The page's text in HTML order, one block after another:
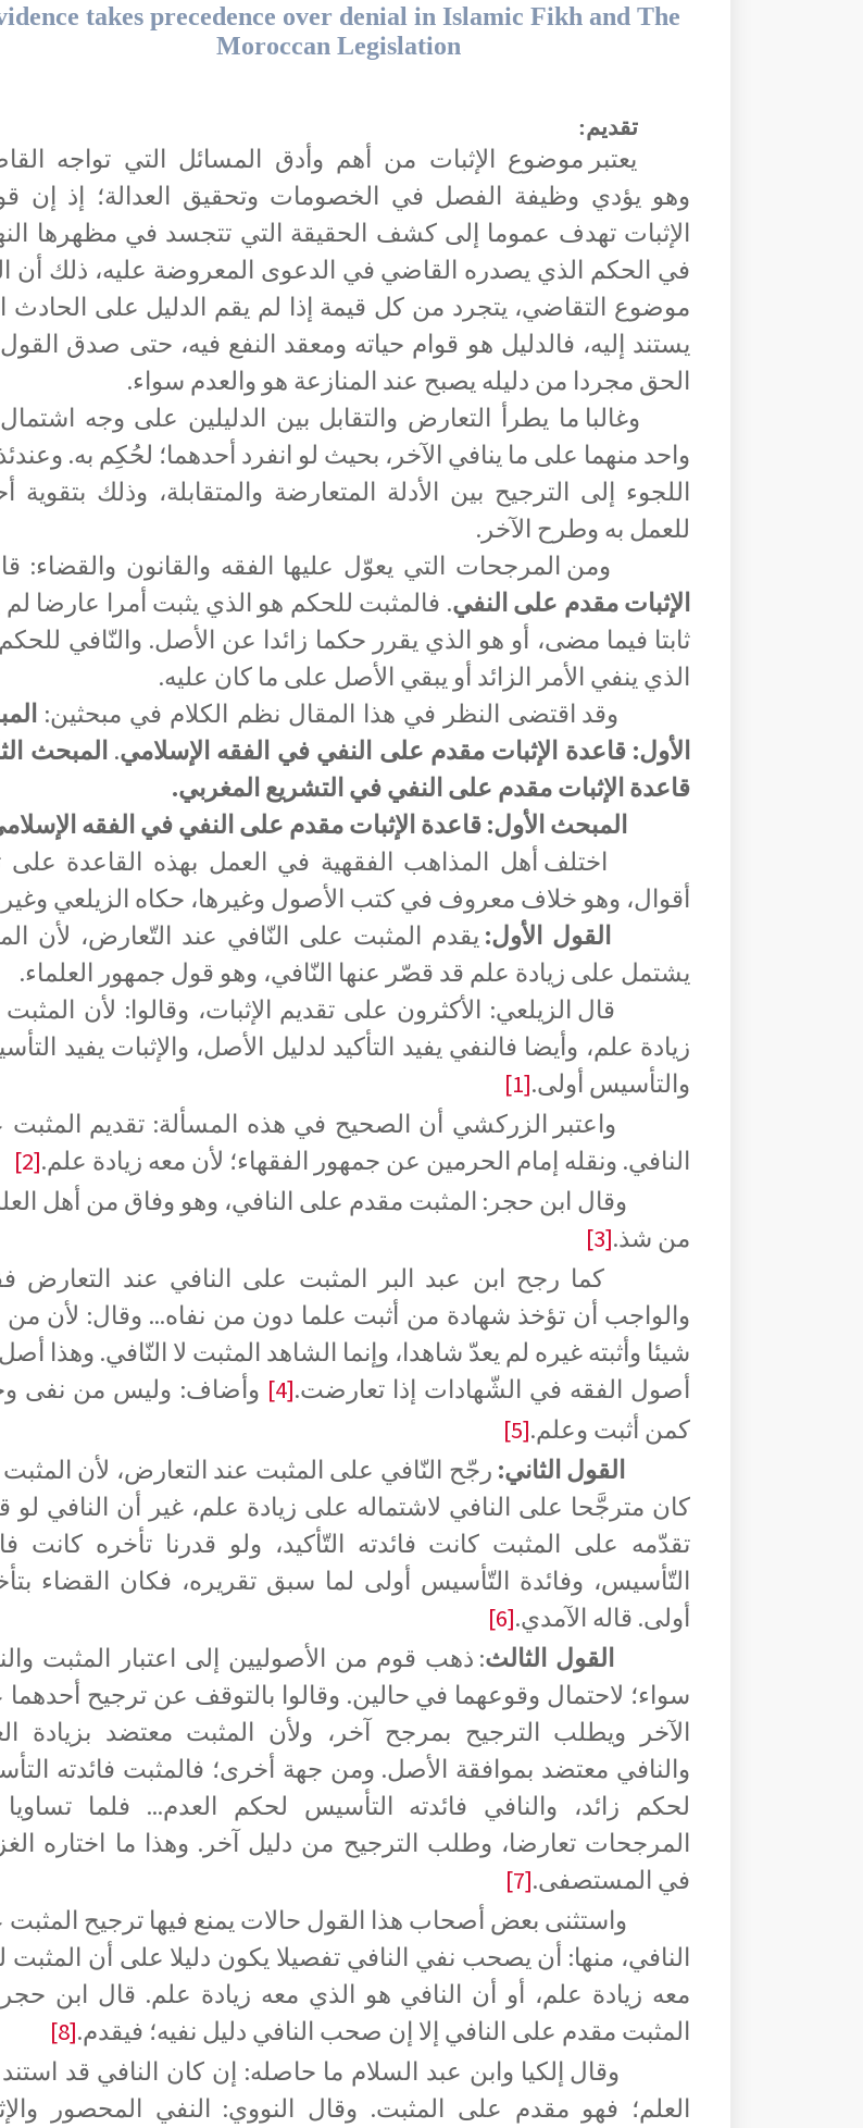
takes precedence over denial in Islamic Fikh and The
Moroccan Legislation
تقديم:
يعتبر موضوع الإثبات من أهم وأدق المسائل التي تواجه
وهو يؤدي وظيفة الفصل في الخصومات وتحقيق العدالة؛ إذ إن
الإثبات تهدف عموما إلى كشف الحقيقة التي تتجسد في مظهرها
في الحكم الذي يصدره القاضي في الدعوى المعروضة عليه، ذلك أن
موضوع التقاضي، يتجرد من كل قيمة إذا لم يقم الدليل على الحادث
يستند إليه، فالدليل هو قوام حياته ومعقد النفع فيه، حتى صدق
الحق مجردا من دليله يصبح عند المنازعة هو والعدم سواء.
وغالبا ما يطرأ التعارض والتقابل بين الدليلين على وجه
واحد منهما على ما ينافي الآخر، بحيث لو انفرد أحدهما؛ لحُكِم به.
اللجوء إلى الترجيح بين الأدلة المتعارضة والمتقابلة، وذلك بتقوية
للعمل به وطرح الآخر.
ومن المرجحات التي يعوّل عليها الفقه والقانون والقضاء:
الإثبات مقدم على النفي. فالمثبت للحكم هو الذي يثبت أمرا عارضا
ثابتا فيما مضى، أو هو الذي يقرر حكما زائدا عن الأصل. والنّافي
الذي ينفي الأمر الزائد أو يبقي الأصل على ما كان عليه.
وقد اقتضى النظر في هذا المقال نظم الكلام في مبحثين:
الأول: قاعدة الإثبات مقدم على النفي في الفقه الإسلامي. المبحث
قاعدة الإثبات مقدم على النفي في التشريع المغربي.
المبحث الأول: قاعدة الإثبات مقدم على النفي في الفقه
اختلف أهل المذاهب الفقهية في العمل بهذه القاعدة على
أقوال، وهو خلاف معروف في كتب الأصول وغيرها، حكاه الزيلعي
القول الأول: يقدم المثبت على النّافي عند التّعارض، لأن
يشتمل على زيادة علم قد قصّر عنها النّافي، وهو قول جمهور العلماء.
قال الزيلعي: الأكثرون على تقديم الإثبات، وقالوا: لأن
زيادة علم، وأيضا فالنفي يفيد التأكيد لدليل الأصل، والإثبات يفيد
والتأسيس أولى.[1]
واعتبر الزركشي أن الصحيح في هذه المسألة: تقديم
النافي. ونقله إمام الحرمين عن جمهور الفقهاء؛ لأن معه زيادة علم.[2]
وقال ابن حجر: المثبت مقدم على النافي، وهو وفاق من أهل
من شذ.[3]
كما رجح ابن عبد البر المثبت على النافي عند التعارض
والواجب أن تؤخذ شهادة من أثبت علما دون من نفاه... وقال: لأن
شيئا وأثبته غيره لم يعدّ شاهدا، وإنما الشاهد المثبت لا النّافي. وهذا
أصول الفقه في الشّهادات إذا تعارضت.[4] وأضاف: وليس من نفى
كمن أثبت وعلم.[5]
القول الثاني: رجّح النّافي على المثبت عند التعارض، لأن
كان مترجَّحا على النافي لاشتماله على زيادة علم، غير أن النافي لو
تقدّمه على المثبت كانت فائدته التّأكيد، ولو قدرنا تأخره كانت
التّأسيس، وفائدة التّأسيس أولى لما سبق تقريره، فكان القضاء
أولى. قاله الآمدي.[6]
القول الثالث: ذهب قوم من الأصوليين إلى اعتبار المثبت
سواء؛ لاحتمال وقوعهما في حالين. وقالوا بالتوقف عن ترجيح
الآخر ويطلب الترجيح بمرجح آخر، ولأن المثبت معتضد بزيادة
والنافي معتضد بموافقة الأصل. ومن جهة أخرى؛ فالمثبت فائدته
لحكم زائد، والنافي فائدته التأسيس لحكم العدم... فلما
المرجحات تعارضا، وطلب الترجيح من دليل آخر. وهذا ما اختاره
في المستصفى.[7]
واستثنى بعض أصحاب هذا القول حالات يمنع فيها ترجيح
النافي، منها: أن يصحب نفي النافي تفصيلا يكون دليلا على أن
معه زيادة علم، أو أن النافي هو الذي معه زيادة علم. قال ابن
المثبت مقدم على النافي إلا إن صحب النافي دليل نفيه؛ فيقدم.[8]
وقال إلكيا وابن عبد السلام ما حاصله: إن كان النافي قد
العلم؛ فهو مقدم على المثبت. وقال النووي: النفي المحصور